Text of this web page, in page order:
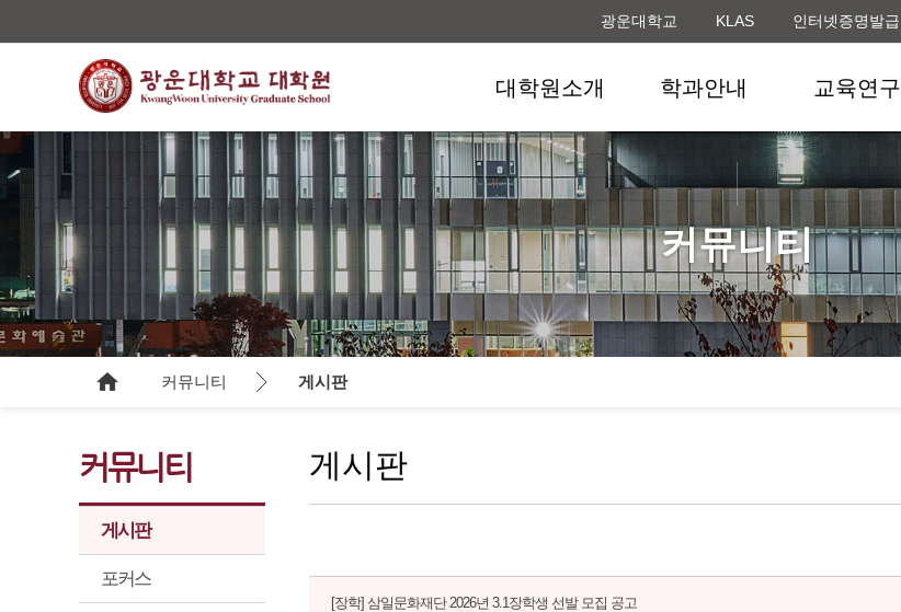
광운대학교 KLAS 인터넷증명발급
대학원소개 학과안내 교육연구
커뮤니티
커뮤니티 게시판
커뮤니티
게시판
포커스
게시판
[장학] 삼일문화재단 2026년 3.1장학생 선발 모집 공고